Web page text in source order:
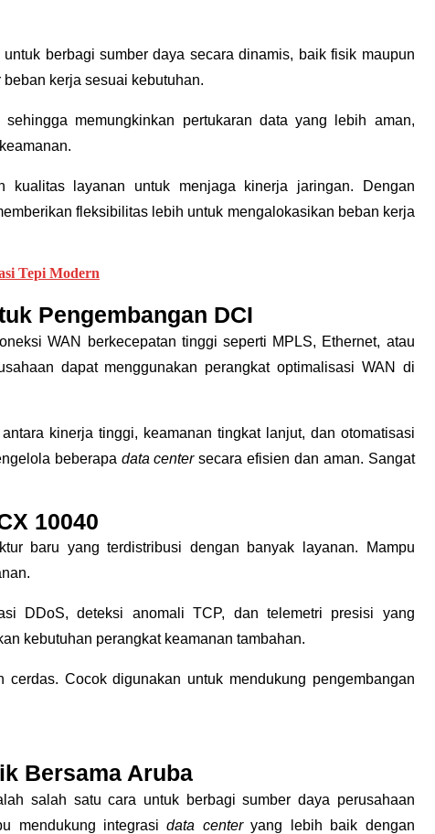
berbagi sumber daya secara dinamis, baik fisik maupun
kerja sesuai kebutuhan.
memungkinkan pertukaran data yang lebih aman,
kualitas layanan untuk menjaga kinerja jaringan. Dengan
fleksibilitas lebih untuk mengalokasikan beban kerja
Tepi Modern
Pengembangan DCI
WAN berkecepatan tinggi seperti MPLS, Ethernet, atau
dapat menggunakan perangkat optimalisasi WAN di
kinerja tinggi, keamanan tingkat lanjut, dan otomatisasi
beberapa data centersecara efisien dan aman. Sangat
10040
baru yang terdistribusi dengan banyak layanan. Mampu
DDoS, deteksi anomali TCP, dan telemetri presisi yang
kebutuhan perangkat keamanan tambahan.
Cocok digunakan untuk mendukung pengembangan
Bersama Aruba
salah satu cara untuk berbagi sumber daya perusahaan
mendukung integrasidata centeryang lebih baik dengan